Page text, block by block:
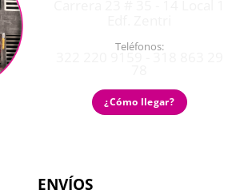
Teléfonos:
¿Cómo llegar?
ENVÍOS